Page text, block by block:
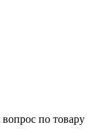
по товару